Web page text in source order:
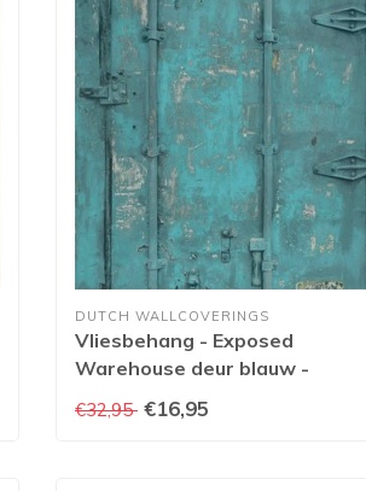
DUTCH WALLCOVERINGS
Vliesbehang - Exposed
Warehouse deur blauw -
€32,95 €16,95